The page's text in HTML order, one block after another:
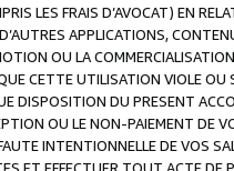
LES FRAIS D’AVOCAT) EN
APPLICATIONS,
OU LA
CETTE UTILISATION VIOLE OU
DISPOSITION DU PRESENT
OU LE NON-PAIEMENT DE
INTENTIONNELLE DE VOS
ET EFFECTUER TOUT ACTE DE